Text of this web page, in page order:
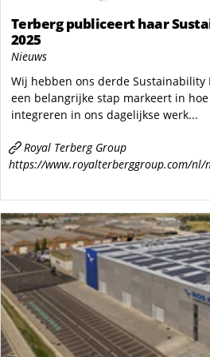
Terberg publiceert haar
2025
Nieuws
Wij hebben ons derde Sustainability
een belangrijke stap markeert in
integreren in ons dagelijkse werk...
Royal Terberg Group
https://www.royalterberggroup.com/nl/